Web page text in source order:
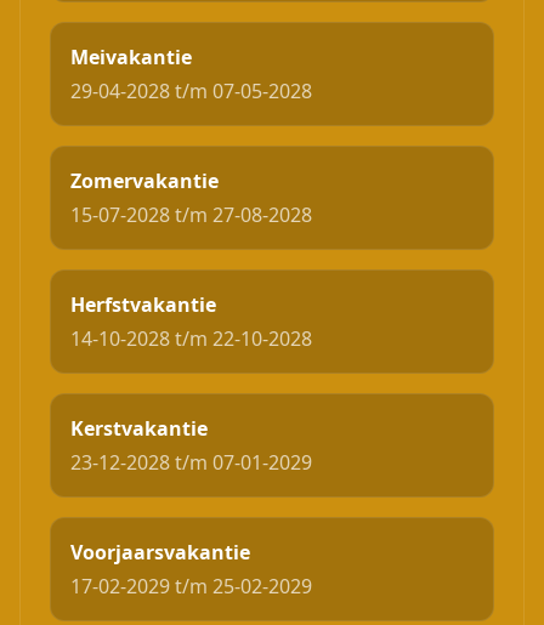
Meivakantie
29-04-2028 t/m 07-05-2028
Zomervakantie
15-07-2028 t/m 27-08-2028
Herfstvakantie
14-10-2028 t/m 22-10-2028
Kerstvakantie
23-12-2028 t/m 07-01-2029
Voorjaarsvakantie
17-02-2029 t/m 25-02-2029